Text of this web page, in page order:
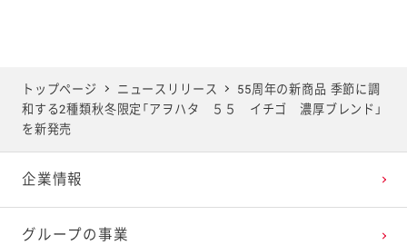
トップページ ニュースリリース
55周年の新商品 季節に調
和する2種類秋冬限定「アヲハタ ５５ イチゴ 濃厚ブレンド」
を新発売
企業情報
グループの事業